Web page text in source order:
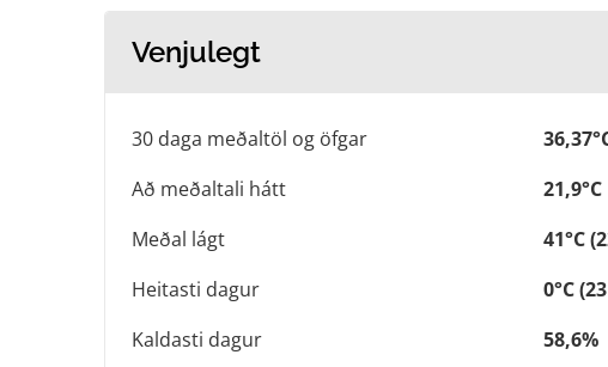
Venjulegt
30 daga meðaltöl og öfgar
Að meðaltali hátt
21,9°C
Meðal lágt
41°C
Heitasti dagur
0°C
Kaldasti dagur
58,6%